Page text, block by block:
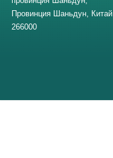
Провинция Шаньдун, Китай
266000